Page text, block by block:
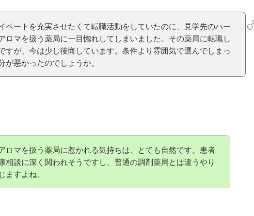
ベートを充実させたくて転職活動をしていたのに、見学先のハー
ロマを扱う薬局に一目惚れしてしまいました。その薬局に転職し
すが、今は少し後悔しています。条件より雰囲気で選んでしまっ
が悪かったのでしょうか。
ロマを扱う薬局に惹かれる気持ちは、とても自然です。患者
相談に深く関われそうですし、普通の調剤薬局とは違うやり
ますよね。